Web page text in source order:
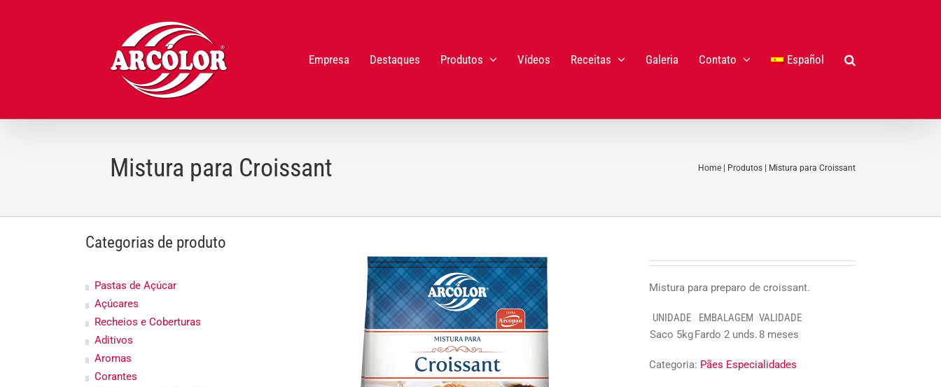
Empresa Destaques Produtos Vídeos Receitas Galeria Contato Español
Mistura para Croissant Home Produtos Mistura para Croissant
Mistura para preparo de croissant.
UNIDADE EMBALAGEM VALIDADE
Saco 5kgFardo 2 unds. 8 meses
Categoria: Pães Especialidades
Categorias de produto
Pastas de Açúcar
Açúcares
Recheios e Coberturas
Aditivos
Aromas
Corantes